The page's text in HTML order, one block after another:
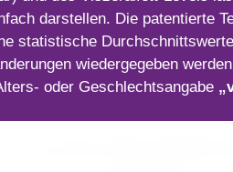
darstellen. Die patentierte
statistische
wiedergegeben
oder Geschlechtsangabe